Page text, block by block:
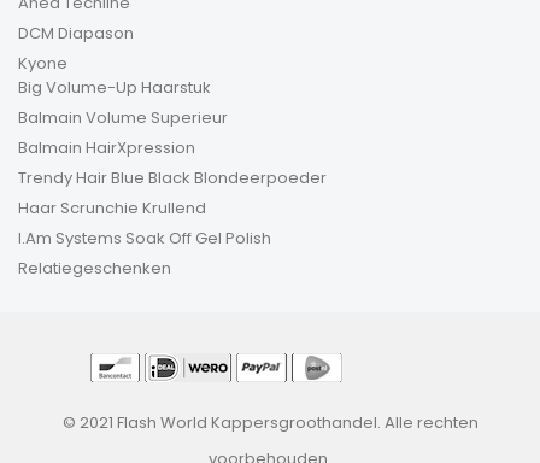
DCM Diapason
Kyone
Big Volume-Up Haarstuk
Balmain Volume Superieur
Balmain HairXpression
Trendy Hair Blue Black Blondeerpoeder
Haar Scrunchie Krullend
I.Am Systems Soak Off Gel Polish
Relatiegeschenken
© 2021 Flash World Kappersgroothandel. Alle rechten